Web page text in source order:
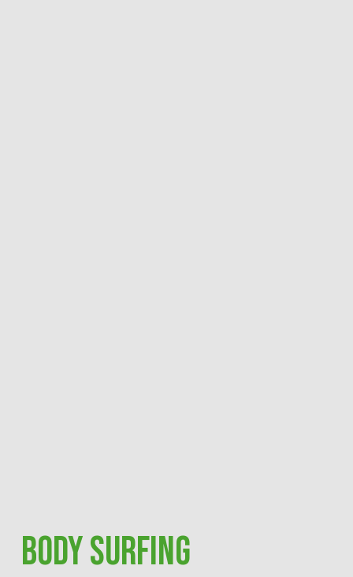
BODY SURFING